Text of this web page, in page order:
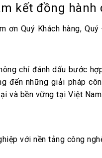
kết đồng hành
ơn Quý Khách hàng,
chỉ đánh dấu bước
đến những giải pháp
và bền vững tại Việt Nam.
với nền tảng công